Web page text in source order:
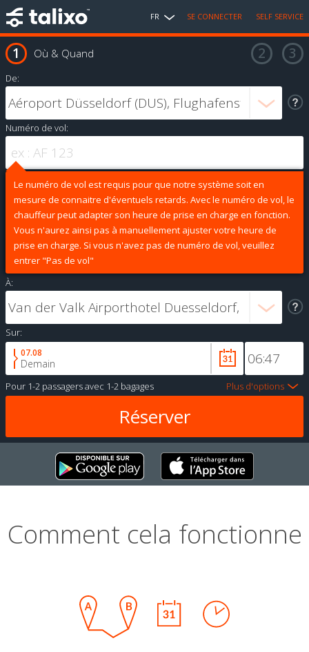
FR SE CONNECTER SELF SERVICE
Où & Quand
De:
Numéro de vol:
Le numéro de vol est requis pour que notre système soit en
mesure de connaitre d'éventuels retards. Avec le numéro de vol, le
chauffeur peut adapter son heure de prise en charge en fonction.
Vous n'aurez ainsi pas à manuellement ajuster votre heure de
prise en charge. Si vous n'avez pas de numéro de vol, veuillez
entrer "Pas de vol"
À:
Sur:
07.08
Demain
Pour 1-2 passagersavec 1-2 bagages Plus d'options
Comment cela fonctionne